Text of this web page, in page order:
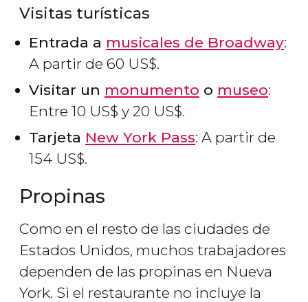
Visitas turísticas
Entrada a musicales de Broadway:
A partir de 60 US$.
Visitar un monumento o museo:
Entre 10 US$ y 20 US$.
Tarjeta New York Pass: A partir de
154 US$.
Propinas
Como en el resto de las ciudades de
Estados Unidos, muchos trabajadores
dependen de las propinas en Nueva
York. Si el restaurante no incluye la